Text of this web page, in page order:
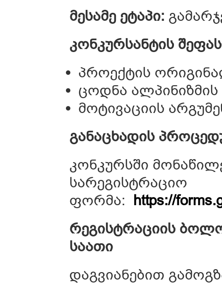
მესამე ეტაპი:
კონკურსანტის
პროექტის
ცოდნა ალპინიზმის
მოტივაციის
განაცხადის
კონკურსში
სარეგისტრაციო
ფორმა: https://
რეგისტრაციის
საათი
დაგვიანებით